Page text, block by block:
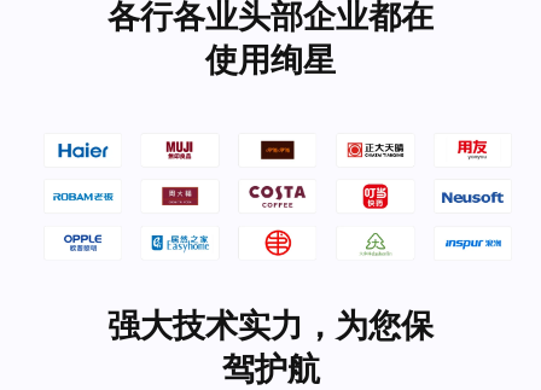
各行各业头部企业都在
使用绚星
强大技术实力，为您保
驾护航